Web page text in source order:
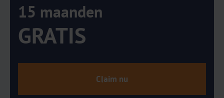
15 maanden
GRATIS
Claim nu